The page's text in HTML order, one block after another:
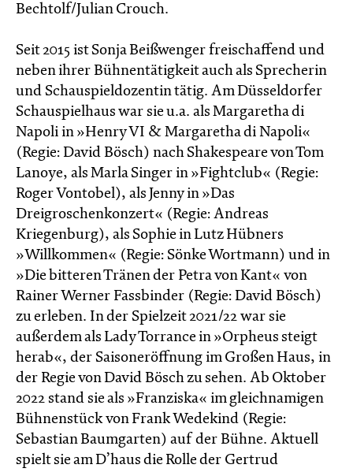
Bechtolf/Julian Crouch.
Seit 2015 ist Sonja Beißwenger freischaffend und
neben ihrer Bühnentätigkeit auch als Sprecherin
und Schauspieldozentin tätig. Am Düsseldorfer
Schauspielhaus war sie u.a. als Margaretha di
Napoli in »Henry VI & Margaretha di Napoli«
(Regie: David Bösch) nach Shakespeare von Tom
Lanoye, als Marla Singer in »Fightclub« (Regie:
Roger Vontobel), als Jenny in »Das
Dreigroschenkonzert« (Regie: Andreas
Kriegenburg), als Sophie in Lutz Hübners
»Willkommen« (Regie: Sönke Wortmann) und in
»Die bitteren Tränen der Petra von Kant« von
Rainer Werner Fassbinder (Regie: David Bösch)
zu erleben. In der Spielzeit 2021/22 war sie
außerdem als Lady Torrance in »Orpheus steigt
herab«, der Saisoneröffnung im Großen Haus, in
der Regie von David Bösch zu sehen. Ab Oktober
2022 stand sie als »Franziska« im gleichnamigen
Bühnenstück von Frank Wedekind (Regie:
Sebastian Baumgarten) auf der Bühne. Aktuell
spielt sie am D’haus die Rolle der Gertrud